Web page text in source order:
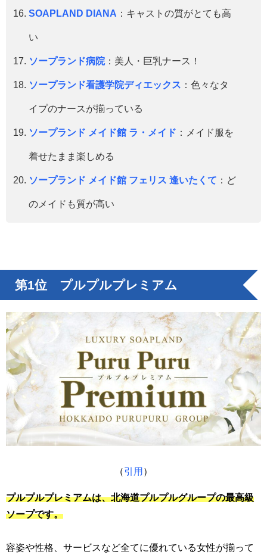
SOAPLAND DIANA ：キャストの質がとても高
い
ソープランド病院 ：美人・巨乳ナース！
ソープランド看護学院ディエックス ：色々なタ
イプのナースが揃っている
ソープランド メイド館 ラ・メイド ：メイド服を
着せたまま楽しめる
ソープランド メイド館 フェリス 逢いたくて ：ど
のメイドも質が高い
第1位 プルプルプレミアム
（引用 ）
プルプルプレミアムは、北海道プルプルグループの最高級
ソープです。
容姿や性格、サービスなど全てに優れている女性が揃って